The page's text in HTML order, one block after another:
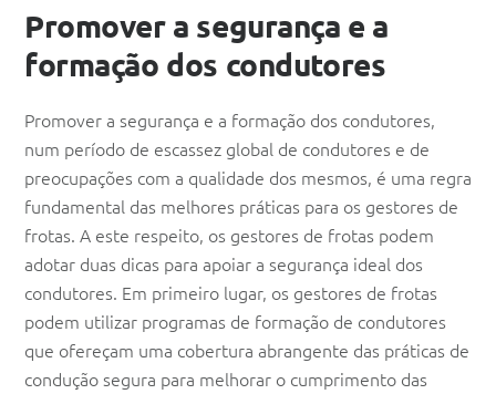
Promover a segurança e a
formação dos condutores
Promover a segurança e a formação dos condutores,
num período de escassez global de condutores e de
preocupações com a qualidade dos mesmos, é uma regra
fundamental das melhores práticas para os gestores de
frotas. A este respeito, os gestores de frotas podem
adotar duas dicas para apoiar a segurança ideal dos
condutores. Em primeiro lugar, os gestores de frotas
podem utilizar programas de formação de condutores
que ofereçam uma cobertura abrangente das práticas de
condução segura para melhorar o cumprimento das